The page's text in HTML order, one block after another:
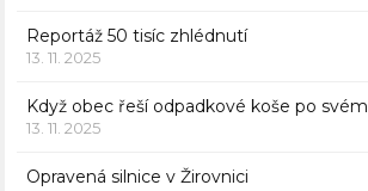
Reportáž 50 tisíc zhlédnutí
13. 11. 2025
Když obec řeší odpadkové koše po svém
13. 11. 2025
Opravená silnice v Žirovnici